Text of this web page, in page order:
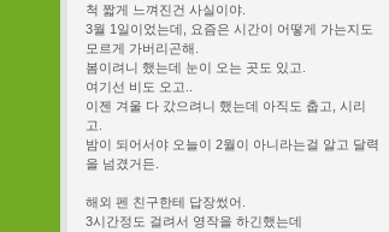
척 짧게 느껴진건 사실이야.
3월 1일이었는데, 요즘은 시간이 어떻게 가는지도
모르게 가버리곤해.
봄이려니 했는데 눈이 오는 곳도 있고.
여기선 비도 오고..
이젠 겨울 다 갔으려니 했는데 아직도 춥고, 시리
고.
밤이 되어서야 오늘이 2월이 아니라는걸 알고 달력
을 넘겼거든.
해외 펜 친구한테 답장썼어.
3시간정도 걸려서 영작을 하긴했는데